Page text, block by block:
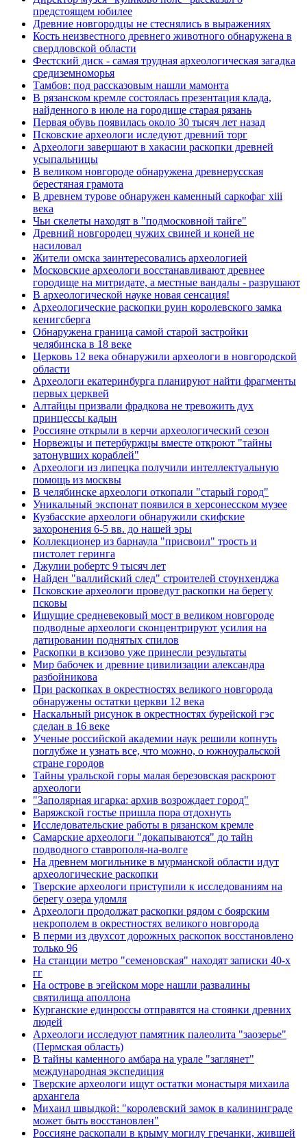
предстоящем юбилее
Древние новгородцы не стеснялись в выражениях
Кость неизвестного древнего животного обнаружена в
свердловской области
Фестский диск - самая трудная археологическая загадка
средиземноморья
Тамбов: под рассказовым нашли мамонта
В рязанском кремле состоялась презентация клада,
найденного в июле на городище старая рязань
Первая обувь появилась около 30 тысяч лет назад
Псковские археологи иследуют древний торг
Археологи завершают в хакасии раскопки древней
усыпальницы
В великом новгороде обнаружена древнерусская
берестяная грамота
В древнем турове обнаружен каменный саркофаг xiii
века
Чьи скелеты находят в "подмосковной тайге"
Древний новгородец чужих свиней и коней не
насиловал
Жители омска заинтересовались археологией
Московские археологи восстанавливают древнее
городище на митридате, а местные вандалы - разрушают
В археологической науке новая сенсация!
Археологические раскопки руин королевского замка
кенигсберга
Обнаружена граница самой старой застройки
челябинска в 18 веке
Церковь 12 века обнаружили археологи в новгородской
области
Археологи екатеринбурга планируют найти фрагменты
первых церквей
Алтайцы призвали фрадкова не тревожить дух
принцессы кадын
Россияне открыли в керчи археологический сезон
Норвежцы и петербуржцы вместе откроют "тайны
затонувших кораблей"
Археологи из липецка получили интеллектуальную
помощь из москвы
В челябинске археологи откопали "старый город"
Уникальный экспонат появился в херсонесском музее
Кузбасские археологи обнаружили скифские
захоронения 6-5 вв. до нашей эры
Коллекционер из барнаула "присвоил" трость и
пистолет геринга
Джулии робертс 9 тысяч лет
Найден "валлийский след" строителей стоунхенджа
Псковские археологи проведут раскопки на берегу
псковы
Ищущие средневековый мост в великом новгороде
подводные археологи сконцентрируют усилия на
датировании поднятых спилов
Раскопки в ксизово уже принесли результаты
Мир бабочек и древние цивилизации александра
разбойникова
При раскопках в окрестностях великого новгорода
обнаружены остатки церкви 12 века
Наскальный рисунок в окрестностях бурейской гэс
сделан в 16 веке
Ученые российской академии наук решили копнуть
поглубже и узнать все, что можно, о южноуральской
стране городов
Тайны уральской горы малая березовская раскроют
археологи
"Заполярная игарка: архив возрождает город"
Варяжской гостье пришла пора отдохнуть
Исследовательские работы в рязанском кремле
Самарские археологи "докапываются" до тайн
подводного ставрополя-на-волге
На древнем могильнике в мурманской области идут
археологические раскопки
Тверские археологи приступили к исследованиям на
берегу озера удомля
Археологи продолжат раскопки рядом с боярским
некрополем в окрестностях великого новгорода
В перми из двухсот дорожных раскопок восстановлено
только 96
На станции метро "семеновская" находят записки 40-х
гг
На острове в эгейском море нашли развалины
святилища аполлона
Курганские единроссы отправятся на стоянки древних
людей
Археологи исследуют памятник палеолита "заозерье"
(Пермская область)
В тайны каменного амбара на урале "заглянет"
международная экспедиция
Тверские археологи ищут остатки монастыря михаила
архангела
Михаил швыдкой: "королевский замок в калининграде
может быть восстановлен"
Россияне раскопали в крыму могилу гречанки, жившей